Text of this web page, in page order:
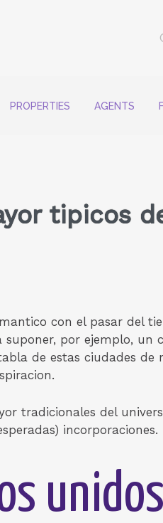
PROPERTIES AGENTS
ti­picos
con el pasar del
por ejemplo, un
de estas ciudades
tradicionales del
incorporaciones.
unidos